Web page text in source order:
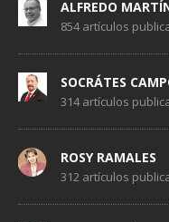
ALFREDO
854 artículos
SOCRÁTES
314 artículos
ROSY RAMALES
312 artículos